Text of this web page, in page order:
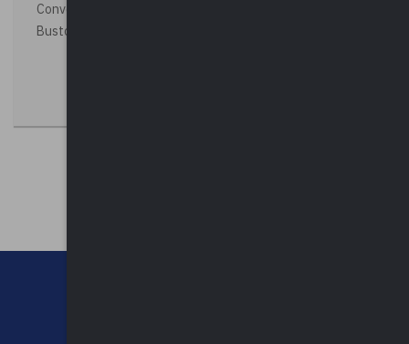
Convegno “La Polizia Locale per la sicurezza della città”,
Busto Arsizio